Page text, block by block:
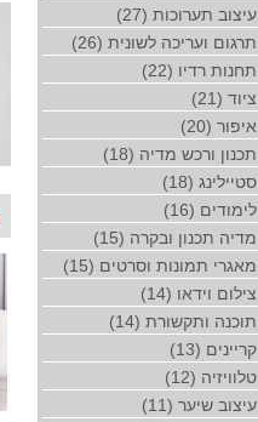
עיצוב תערוכות (27)
תרגום ועריכה לשונית (26)
תחנות רדיו (22)
ציוד (21)
איפור (20)
תכנון ורכש מדיה (18)
סטיילינג (18)
לימודים (16)
מדיה תכנון ובקרה (15)
מאגרי תמונות וסרטים (15)
צילום וידאו (14)
תוכנה ותקשורת (14)
קריינים (13)
טלוויזיה (12)
עיצוב שיער (11)